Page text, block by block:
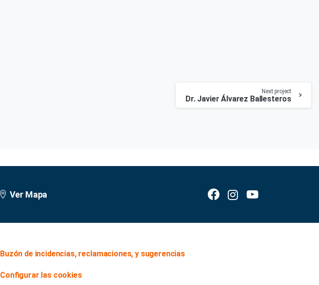
Next project
Dr. Javier Álvarez Ballesteros
Ver Mapa
Buzón de incidencias, reclamaciones, y sugerencias
Configurar las cookies